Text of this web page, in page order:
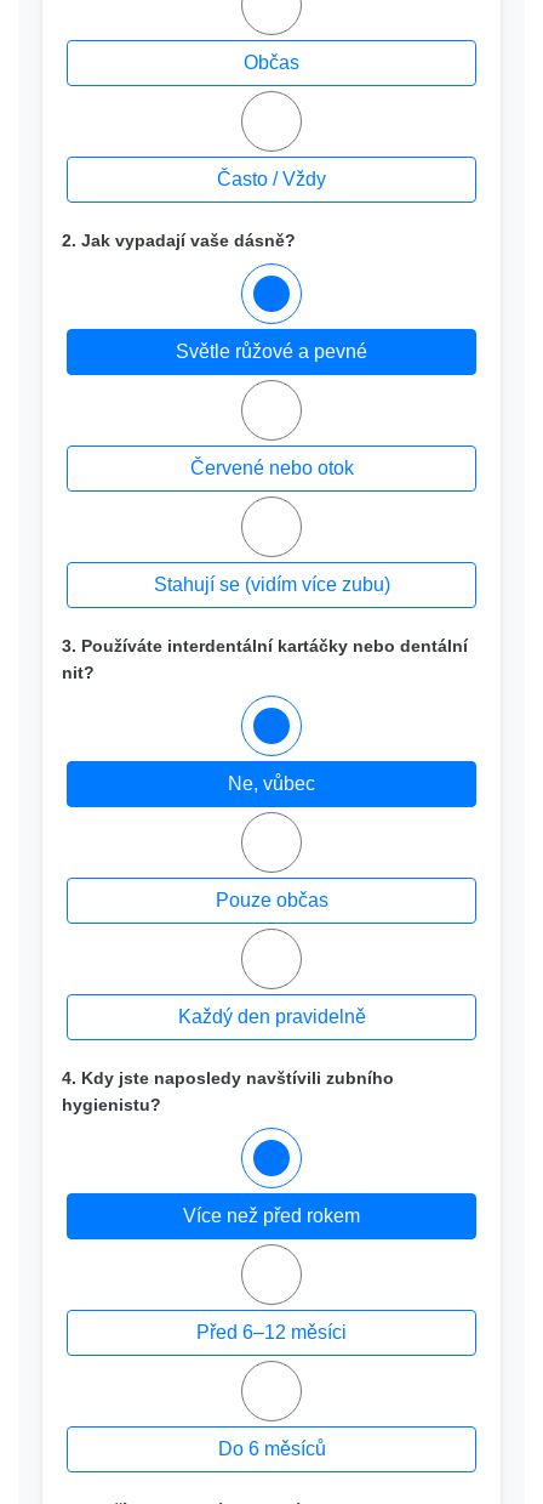
Občas
Často / Vždy
2. Jak vypadají vaše dásně?
Světle růžové a pevné
Červené nebo otok
Stahují se (vidím více zubu)
3. Používáte interdentální kartáčky nebo dentální
nit?
Ne, vůbec
Pouze občas
Každý den pravidelně
4. Kdy jste naposledy navštívili zubního
hygienistu?
Více než před rokem
Před 6–12 měsíci
Do 6 měsíců